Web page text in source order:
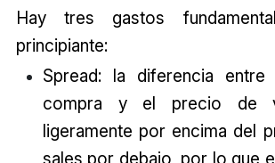
Hay tres gastos
principiante:
Spread: la diferencia
compra y el precio de
ligeramente por encima del